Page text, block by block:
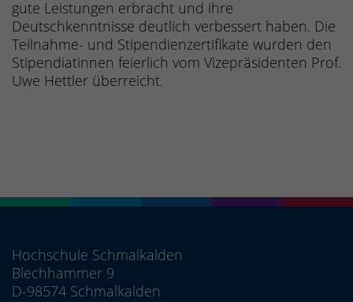
gute Leistungen erbracht und ihre
Deutschkenntnisse deutlich verbessert haben. Die
Teilnahme- und Stipendienzertifikate wurden den
Stipendiatinnen feierlich vom Vizepräsidenten Prof.
Uwe Hettler überreicht.
Hochschule Schmalkalden
Blechhammer 9
D-98574 Schmalkalden